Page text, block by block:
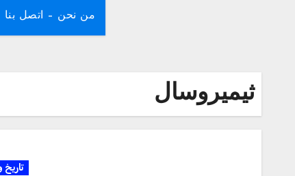
من نحن – اتصل بنا
ثيميروسال